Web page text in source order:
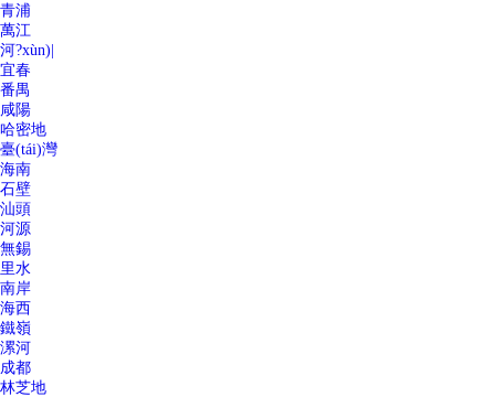
青浦
萬江
河?xùn)|
宜春
番禺
咸陽
哈密地
臺(tái)灣
海南
石壁
汕頭
河源
無錫
里水
南岸
海西
鐵嶺
漯河
成都
林芝地